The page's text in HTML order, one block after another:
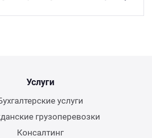
Услуги
услуги
грузоперевозки
Консалтинг